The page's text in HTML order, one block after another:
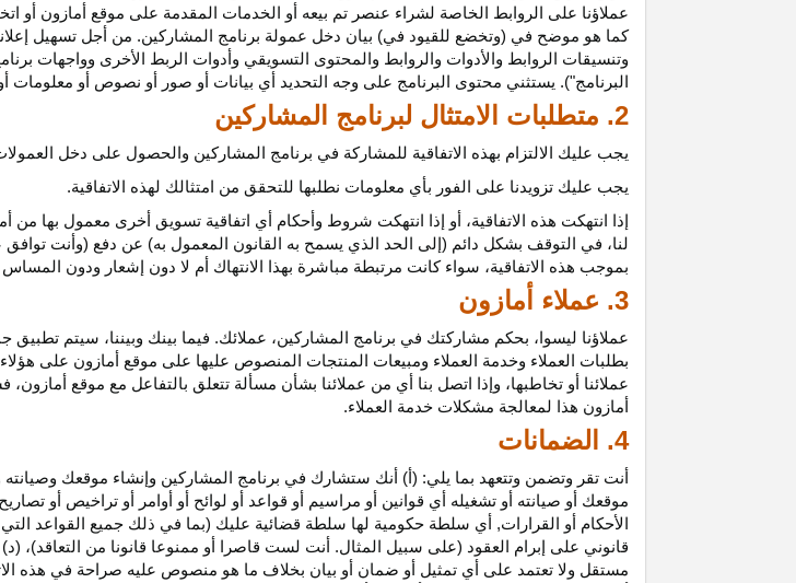
عملاؤنا على الروابط الخاصة لشراء عنصر تم بيعه أو الخدمات المقدمة على موقع أمازون أو
كما هو موضح في (وتخضع للقيود في) بيان دخل عمولة برنامج المشاركين. من أجل تسهيل
وتنسيقات الروابط والأدوات والروابط والمحتوى التسويقي وأدوات الربط الأخرى وواجهات
البرنامج"). يستثني محتوى البرنامج على وجه التحديد أي بيانات أو صور أو نصوص أو معلومات
2. متطلبات الامتثال لبرنامج المشاركين
يجب عليك الالتزام بهذه الاتفاقية للمشاركة في برنامج المشاركين والحصول على دخل
يجب عليك تزويدنا على الفور بأي معلومات نطلبها للتحقق من امتثالك لهذه الاتفاقية.
إذا انتهكت هذه
الاتفاقية، أو إذا انتهكت شروط وأحكام أي اتفاقية تسويق أخرى معمول بها من
لنا، في التوقف بشكل دائم (إلى الحد الذي يسمح به القانون المعمول به) عن دفع (وأنت
بموجب هذه
الاتفاقية، سواء كانت مرتبطة مباشرة بهذا الانتهاك أم لا دون إشعار ودون
3. عملاء أمازون
عملاؤنا ليسوا، بحكم مشاركتك في برنامج المشاركين، عملائك. فيما بينك وبيننا، سيتم تطبيق
بطلبات العملاء وخدمة العملاء ومبيعات المنتجات المنصوص عليها على موقع أمازون على
عملائنا أو تخاطبها، وإذا اتصل بنا أي من عملائنا بشأن مسألة تتعلق بالتفاعل مع موقع
أمازون هذا لمعالجة مشكلات خدمة العملاء.
4. الضمانات
أنت تقر وتضمن وتتعهد بما يلي: (أ) أنك ستشارك في برنامج المشاركين وإنشاء موقعك وصيانته
موقعك أو صيانته أو تشغيله أي قوانين أو مراسيم أو قواعد أو لوائح أو أوامر أو تراخيص أو
الأحكام أو القرارات, أي سلطة حكومية لها سلطة قضائية عليك (بما في ذلك جميع القواعد
قانوني على إبرام العقود (على سبيل المثال. أنت لست قاصرا أو ممنوعا قانونا من
مستقل ولا تعتمد على أي تمثيل أو ضمان أو بيان بخلاف ما هو منصوص عليه صراحة في هذه